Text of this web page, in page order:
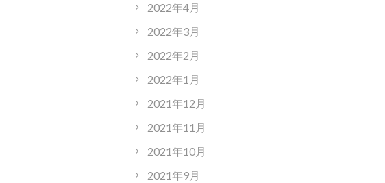
2022年4月
2022年3月
2022年2月
2022年1月
2021年12月
2021年11月
2021年10月
2021年9月